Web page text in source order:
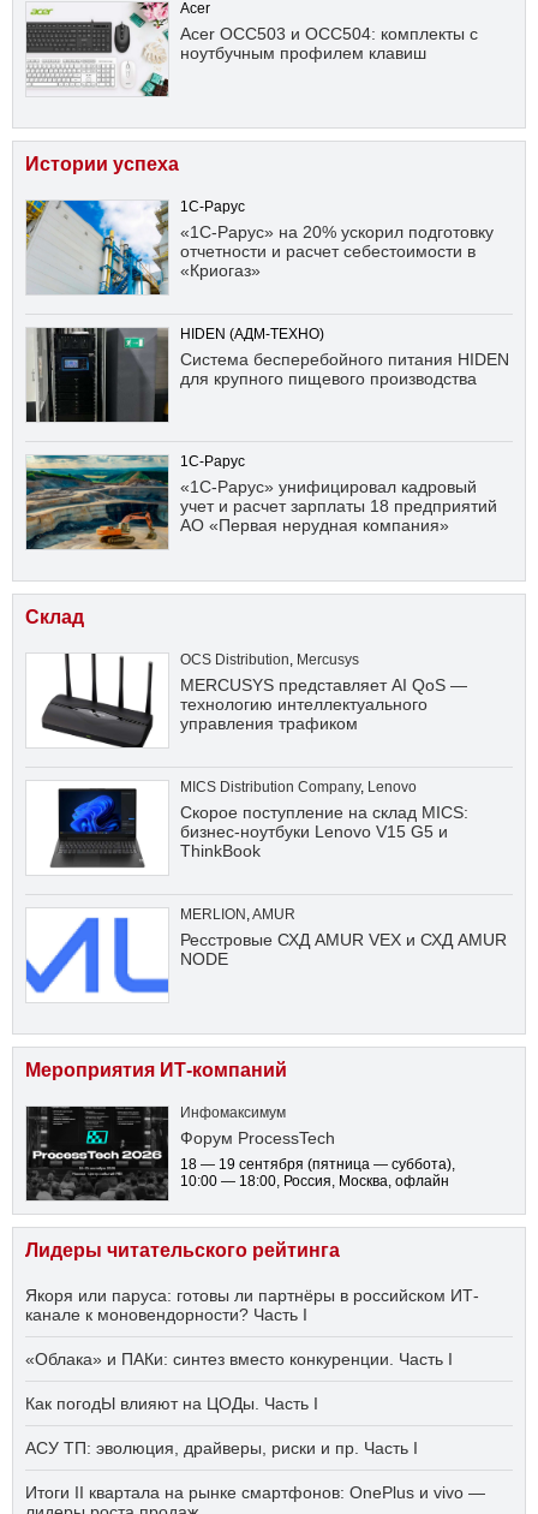
Acer
Acer OCC503 и OCC504: комплекты с
ноутбучным профилем клавиш
Истории успеха
1С-Рарус
«1С-Рарус» на 20% ускорил подготовку
отчетности и расчет себестоимости в
«Криогаз»
HIDEN (АДМ-ТЕХНО)
Система бесперебойного питания HIDEN
для крупного пищевого производства
1С-Рарус
«1С-Рарус» унифицировал кадровый
учет и расчет зарплаты 18 предприятий
АО «Первая нерудная компания»
Склад
OCS Distribution, Mercusys
MERCUSYS представляет AI QoS —
технологию интеллектуального
управления трафиком
MICS Distribution Company, Lenovo
Скорое поступление на склад MICS:
бизнес-ноутбуки Lenovo V15 G5 и
ThinkBook
MERLION ,AMUR
Ресстровые СХД AMUR VEX и СХД AMUR
NODE
Мероприятия ИТ-компаний
Инфомаксимум
Форум ProcessTech
18 — 19 сентября (пятница — суббота),
10:00 — 18:00, Россия, Москва, офлайн
Лидеры читательского рейтинга
Якоря или паруса: готовы ли партнёры в российском ИТ-
канале к моновендорности? Часть I
«Облака» и ПАКи: синтез вместо конкуренции. Часть I
Как погодЫ влияют на ЦОДы. Часть I
АСУ ТП: эволюция, драйверы, риски и пр. Часть I
Итоги II квартала на рынке смартфонов: OnePlus и vivo —